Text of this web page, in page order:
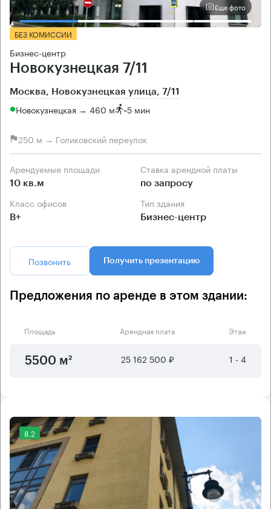
Еще фото
БЕЗ КОМИССИИ
Бизнес-центр
Новокузнецкая 7/11
Москва, Новокузнецкая улица, 7/11
Новокузнецкая → 460 м ~5 мин
250 м → Голиковский переулок
Арендуемые площади
10 кв.м
Ставка арендной платы
по запросу
Класс офисов
B+
Тип здания
Бизнес-центр
Позвонить Получить презентацию
Предложения по аренде в этом здании:
Площадь Арендная плата Этаж
5500 м² 25 162 500 ₽ 1 - 4
8.2